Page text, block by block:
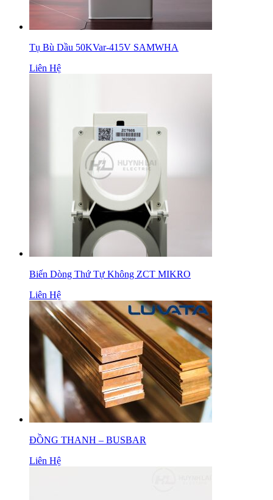
Tụ Bù Dầu 50KVar-415V SAMWHA
Liên Hệ
Biến Dòng Thứ Tự Không ZCT MIKRO
Liên Hệ
ĐỒNG THANH – BUSBAR
Liên Hệ